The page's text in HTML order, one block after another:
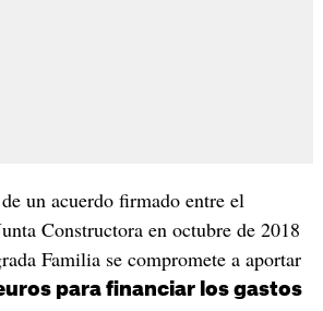
un acuerdo firmado entre el
Constructora en octubre de 2018
Familia se compromete a aportar
para financiar los gastos